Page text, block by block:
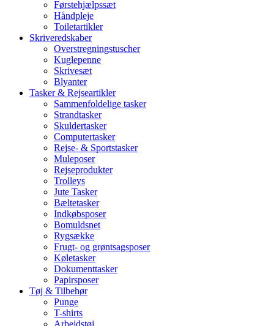
Førstehjælpssæt
Håndpleje
Toiletartikler
Skriveredskaber
Overstregningstuscher
Kuglepenne
Skrivesæt
Blyanter
Tasker & Rejseartikler
Sammenfoldelige tasker
Strandtasker
Skuldertasker
Computertasker
Rejse- & Sportstasker
Muleposer
Rejseprodukter
Trolleys
Jute Tasker
Bæltetasker
Indkøbsposer
Bomuldsnet
Rygsække
Frugt- og grøntsagsposer
Køletasker
Dokumenttasker
Papirsposer
Tøj & Tilbehør
Punge
T-shirts